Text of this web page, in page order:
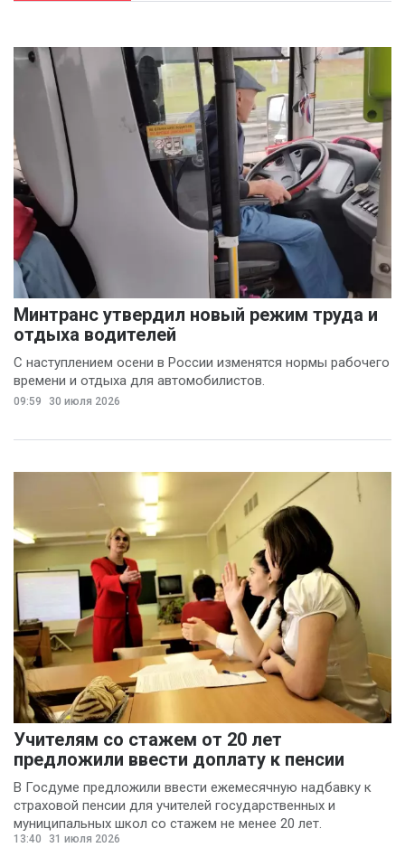
Минтранс утвердил новый режим труда и
отдыха водителей
С наступлением осени в России изменятся нормы рабочего
времени и отдыха для автомобилистов.
09:59 30 июля 2026
Учителям со стажем от 20 лет
предложили ввести доплату к пенсии
В Госдуме предложили ввести ежемесячную надбавку к
страховой пенсии для учителей государственных и
муниципальных школ со стажем не менее 20 лет.
13:40 31 июля 2026